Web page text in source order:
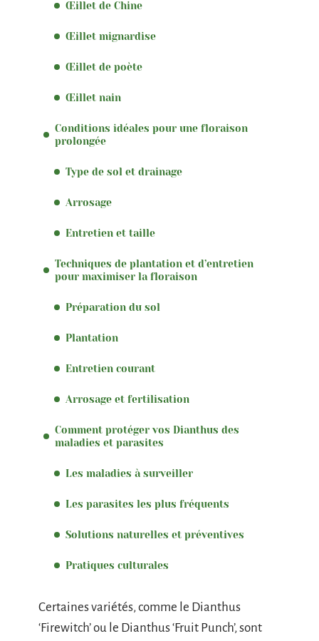
Œillet de Chine
Œillet mignardise
Œillet de poète
Œillet nain
Conditions idéales pour une floraison
prolongée
Type de sol et drainage
Arrosage
Entretien et taille
Techniques de plantation et d’entretien
pour maximiser la floraison
Préparation du sol
Plantation
Entretien courant
Arrosage et fertilisation
Comment protéger vos Dianthus des
maladies et parasites
Les maladies à surveiller
Les parasites les plus fréquents
Solutions naturelles et préventives
Pratiques culturales
Certaines variétés, comme le Dianthus
‘Firewitch’ ou le Dianthus ‘Fruit Punch’, sont